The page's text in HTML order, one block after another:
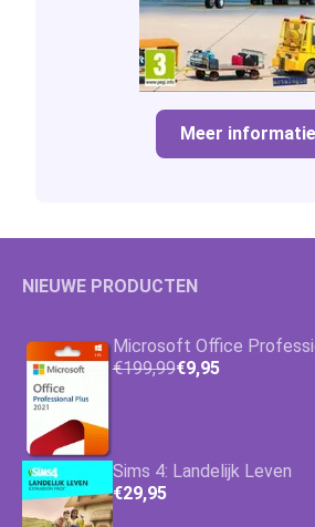
Meer informatie
NIEUWE PRODUCTEN
Microsoft Office
€199,99€9,95
Sims 4: Landelijk Leven
€29,95